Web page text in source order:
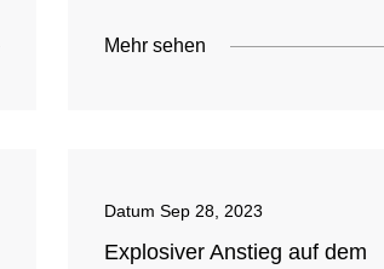
Mehr sehen
DatumSep 28, 2023
Explosiver Anstieg auf dem